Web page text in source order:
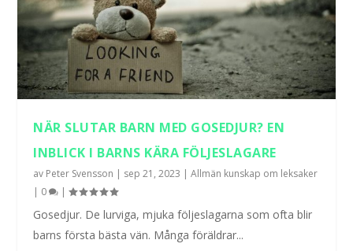
NÄR SLUTAR BARN MED GOSEDJUR? EN
INBLICK I BARNS KÄRA FÖLJESLAGARE
av Peter Svensson | sep 21, 2023 |Allmän kunskap om leksaker
| 0 |
Gosedjur. De lurviga, mjuka följeslagarna som ofta blir
barns första bästa vän. Många föräldrar...